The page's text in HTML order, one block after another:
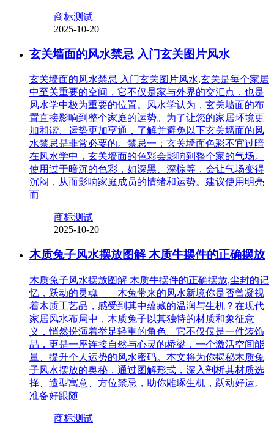
商标测试
2025-10-20
玄关墙面的风水禁忌 入门玄关图片风水
玄关墙面的风水禁忌 入门玄关图片风水,玄关是每个家居
中至关重要的空间，它不仅是家与外界的交汇点，也是
风水学中极为重要的位置。风水学认为，玄关墙面的布
置直接影响到整个家庭的运势。为了让您的家居环境更
加和谐、运势更加亨通，了解并避免以下玄关墙面的风
水禁忌是非常必要的。禁忌一：玄关墙面色彩不宜过暗
在风水学中，玄关墙面的色彩会影响到整个家的气场。
使用过于暗沉的色彩，如深黑、深棕等，会让气场变得
沉闷，从而影响家庭成员的情绪和运势。建议使用明亮
而
商标测试
2025-10-20
木质兔子风水摆放图解 木质牛摆件的正确摆放
木质兔子风水摆放图解 木质牛摆件的正确摆放,尘封的记
忆，跃动的灵魂——木兔带来的风水新境你是否曾凝视
着木质工艺品，感受到其中蕴藏的温润与生机？在现代
家居风水布局中，木质兔子以其独特的材质和象征意
义，悄然扮演着举足轻重的角色。它不仅仅是一件装饰
品，更是一座连接自然与心灵的桥梁，一个激活空间能
量、提升个人运势的风水密码。本文将为你揭秘木质兔
子风水摆放的奥秘，通过图解形式，深入剖析其材质选
择、造型寓意、方位禁忌，助你雕琢生机，跃动好运。
准备好跟随
商标测试